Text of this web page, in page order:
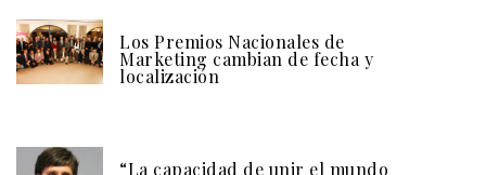
Los Premios Nacionales de
Marketing cambian de fecha y
localización
“La capacidad de unir el mundo